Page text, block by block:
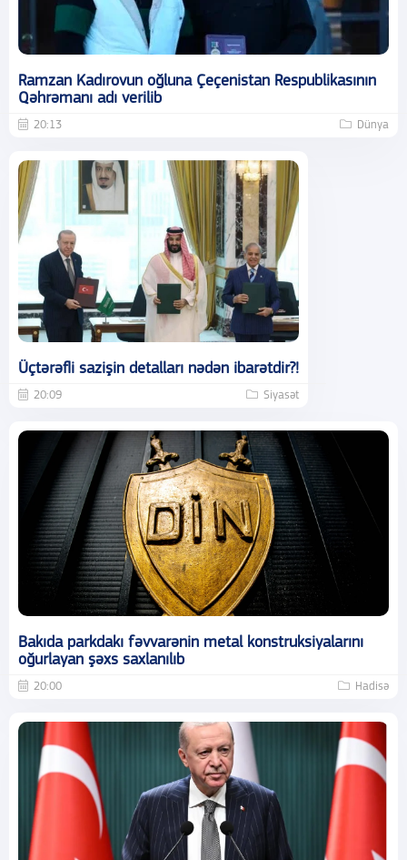
Ramzan Kadırovun oğluna Çeçenistan Respublikasının
Qəhrəmanı adı verilib
20:13 Dünya
Üçtərəfli sazişin detalları nədən ibarətdir?!
20:09 Siyasət
Bakıda parkdakı fəvvarənin metal konstruksiyalarını
oğurlayan şəxs saxlanılıb
20:00 Hadisə